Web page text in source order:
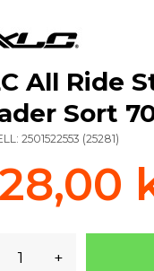
All Ride
Sort
2501522553 (25281)
+